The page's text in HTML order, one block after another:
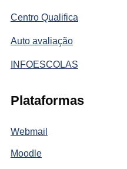
Centro Qualifica
Auto avaliação
INFOESCOLAS
Plataformas
Webmail
Moodle